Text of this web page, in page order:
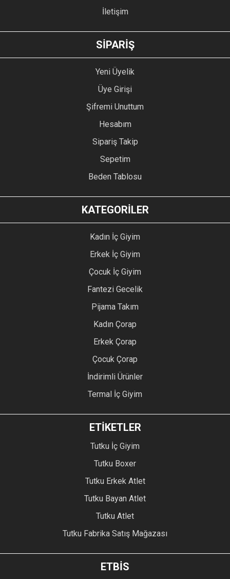
GÖNDER
İletişim
SİPARİŞ
Yeni Üyelik
Üye Girişi
Şifremi Unuttum
Hesabım
Sipariş Takip
Sepetim
Beden Tablosu
KATEGORİLER
Kadın İç Giyim
Erkek İç Giyim
Çocuk İç Giyim
Fantezi Gecelik
Pijama Takım
Kadın Çorap
Erkek Çorap
Çocuk Çorap
İndirimli Ürünler
Termal İç Giyim
ETİKETLER
Tutku İç Giyim
Tutku Boxer
Tutku Erkek Atlet
Tutku Bayan Atlet
Tutku Atlet
Tutku Fabrika Satış Mağazası
ETBİS